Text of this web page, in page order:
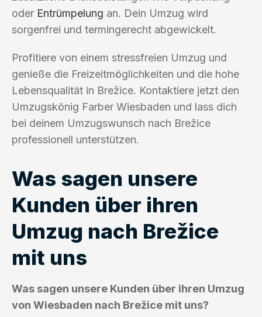
oder Entrümpelung an. Dein Umzug wird
sorgenfrei und termingerecht abgewickelt.
Profitiere von einem stressfreien Umzug und
genieße die Freizeitmöglichkeiten und die hohe
Lebensqualität in Brežice. Kontaktiere jetzt den
Umzugskönig Farber Wiesbaden und lass dich
bei deinem Umzugswunsch nach Brežice
professionell unterstützen.
Was sagen unsere
Kunden über ihren
Umzug nach Brežice
mit uns
Was sagen unsere Kunden über ihren Umzug
von Wiesbaden nach Brežice mit uns?